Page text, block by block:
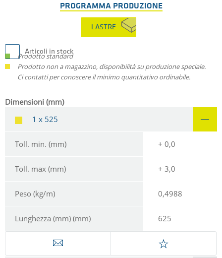
PROGRAMMA PRODUZIONE
LASTRE
Articoli in stock
Prodotto standard
Prodotto non a magazzino, disponibilità su produzione speciale.
Ci contatti per conoscere il minimo quantitativo ordinabile.
Dimensioni (mm)
1 x 525
Toll. min. (mm) + 0,0
Toll. max (mm) + 3,0
Peso (kg/m) 0,4988
Lunghezza (mm) (mm) 625